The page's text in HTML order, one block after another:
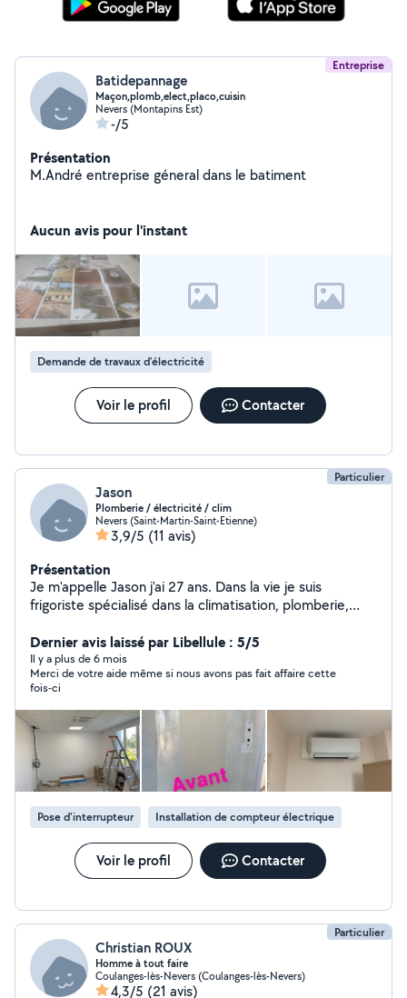
Entreprise
Batidepannage
Maçon,plomb,elect,placo,cuisin
Nevers (Montapins Est)
-/5
Présentation
M.André entreprise géneral dans le batiment
Aucun avis pour l'instant
Demande de travaux d’électricité
Voir le profil Contacter
Particulier
Jason
Plomberie / électricité / clim
Nevers (Saint-Martin-Saint-Etienne)
3,9/5 (11 avis)
Présentation
Je m'appelle Jason j'ai 27 ans. Dans la vie je suis
frigoriste spécialisé dans la climatisation, plomberie,
que je fais et surtout faire un travail propre et soigné.
Dernier avis laissé par Libellule : 5/5
Il y a plus de 6 mois
Merci de votre aide même si nous avons pas fait affaire cette
fois-ci
Pose d'interrupteur Installation de compteur électrique
Voir le profil Contacter
Particulier
Christian ROUX
Homme à tout faire
Coulanges-lès-Nevers (Coulanges-lès-Nevers)
4,3/5 (21 avis)